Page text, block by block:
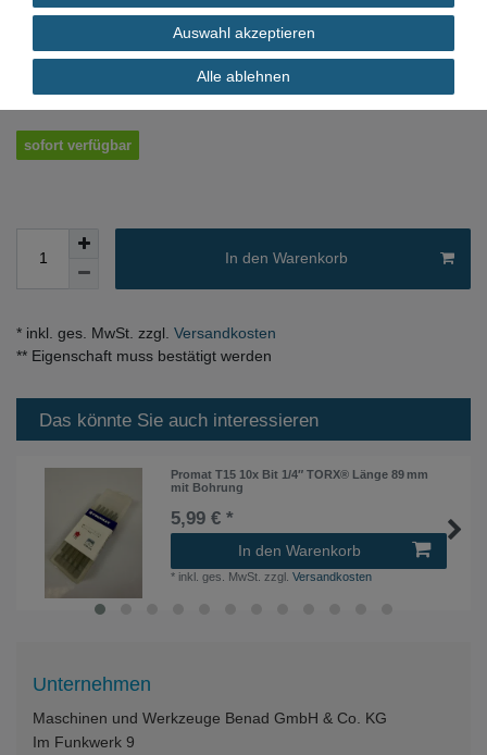
Inhalt1Stück
sofort verfügbar
In den Warenkorb
* inkl. ges. MwSt. zzgl. Versandkosten
** Eigenschaft muss bestätigt werden
Das könnte Sie auch interessieren
Promat T15 10x Bit 1/4″ TORX® Länge 89 mm
mit Bohrung
5,99 € *
In den Warenkorb
* inkl. ges. MwSt. zzgl.Versandkosten
Unternehmen
Maschinen und Werkzeuge Benad GmbH & Co. KG
Im Funkwerk 9
Auswahl akzeptieren
Alle ablehnen